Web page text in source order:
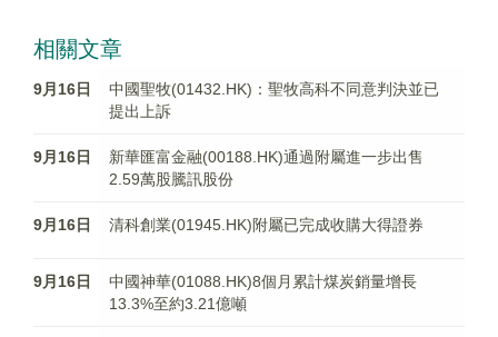
相關文章
9月16日
中國聖牧(01432.HK)：聖牧高科不同意判決並已
提出上訴
9月16日
新華匯富金融(00188.HK)通過附屬進一步出售
2.59萬股騰訊股份
9月16日 清科創業(01945.HK)附屬已完成收購大得證券
9月16日
中國神華(01088.HK)8個月累計煤炭銷量增長
13.3%至約3.21億噸